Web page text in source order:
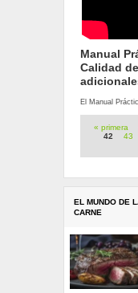
Manual
Calidad
El Manual
Páginas
« primera
42
43
EL MUNDO DE
CARNE